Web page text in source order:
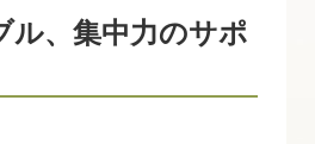
ル、集中力のサポ